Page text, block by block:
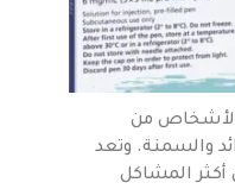
الأشخاص من
والسمنة. وتعد
المشاكل